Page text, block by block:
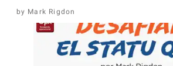
Mark Rigdon